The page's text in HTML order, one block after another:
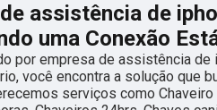
assistência de
uma Conexão
por empresa de assistência de
você encontra a solução que
serviços como Chaveiro